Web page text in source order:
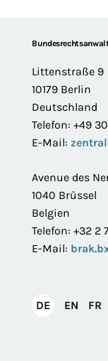
Footer
Littenstraße 9
10179 Berlin
Deutschland
Telefon: +49
E-Mail:
Avenue des
1040 Brüssel
Belgien
Telefon: +32 2
E-Mail:
DEDeutsch
EN FR